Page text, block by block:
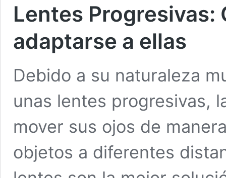
Lentes
adaptarse a ellas
Debido a su naturaleza
unas lentes progresivas,
mover sus ojos de
objetos a diferentes